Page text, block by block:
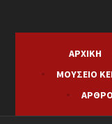
ΑΡΧΙΚΉ
ΜΟΥΣΕΊΟ